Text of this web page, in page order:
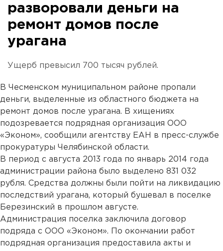
разворовали деньги на
ремонт домов после
урагана
Ущерб превысил 700 тысяч рублей.
В Чесменском муниципальном районе пропали
деньги, выделенные из областного бюджета на
ремонт домов после урагана. В хищениях
подозревается подрядная организация ООО
«Эконом», сообщили агентству ЕАН в пресс-службе
прокуратуры Челябинской области.
В период с августа 2013 года по январь 2014 года
администрации района было выделено 831 032
рубля. Средства должны были пойти на ликвидацию
последствий урагана, который бушевал в поселке
Березинский в прошлом августе.
Администрация поселка заключила договор
подряда с ООО «Эконом». По окончании работ
подрядная организация предоставила акты и